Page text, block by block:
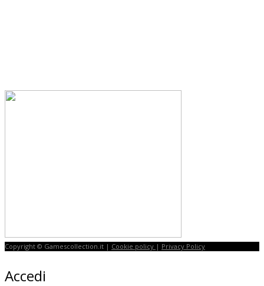
Copyright © Gamescollection.it | Cookie policy | Privacy Policy
Accedi